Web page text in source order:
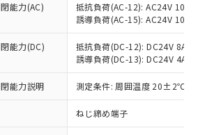
能力(AC)
抵抗負荷(AC-12): AC24V 10A/
誘導負荷(AC-15): AC24V
能力(DC)
抵抗負荷(DC-12): DC24V 8A/
誘導負荷(DC-13): DC24V 4A/
能力説明 測定条件: 周囲温度 20±2℃、
ねじ締め端子
件
お読みいただき、同意のうえ
EU RoHS指令（10物質）の
した製品が提供可能な商品で
RoHS指令（10物質）の非含
製品に切り替える予定のある
EU RoHS指令（10物質）の
応の商品で、対応品を出す予